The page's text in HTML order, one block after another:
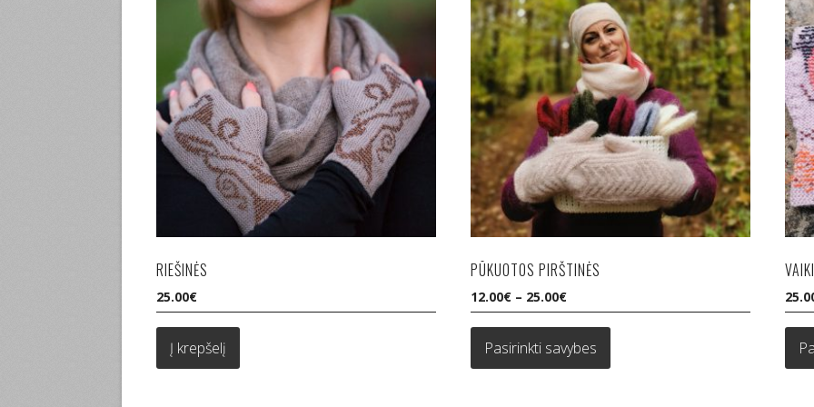
RIEŠINĖS
25.00€
Į krepšelį
PŪKUOTOS PIRŠTINĖS
12.00€– 25.00€
Pasirinkti savybes